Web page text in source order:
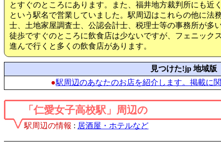
とすぐのところにあります。また、福井地方裁判所にも近
という駅名で営業していました。駅周辺はこれらの他に法
士、土地家屋調査士、公認会計士、税理士等の事務所が多
徒歩ですぐのところに飲食店は少ないですが、フェニック
進んで行くと多くの飲食店があります。
見つけた!jp 地域版
●駅周辺のあなたのお店を紹介します。掲載に
「仁愛女子高校駅」周辺の
駅周辺の情報 : 居酒屋・ホテルなど